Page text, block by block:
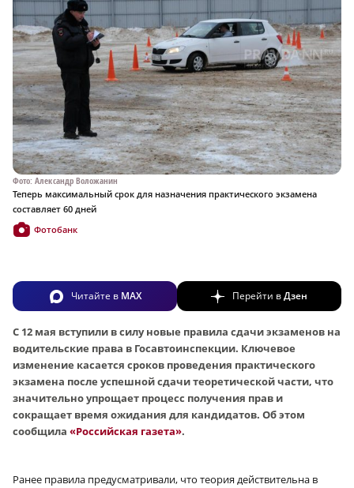
Фото: Александр Воложанин
Теперь максимальный срок для назначения практического экзамена
составляет 60 дней
Фотобанк
Читайте в MAX Перейти вДзен
С 12 мая вступили в силу новые правила сдачи экзаменов на
водительские права в Госавтоинспекции. Ключевое
изменение касается сроков проведения практического
экзамена после успешной сдачи теоретической части, что
значительно упрощает процесс получения прав и
сокращает время ожидания для кандидатов. Об этом
сообщила «Российская газета».
Ранее правила предусматривали, что теория действительна в